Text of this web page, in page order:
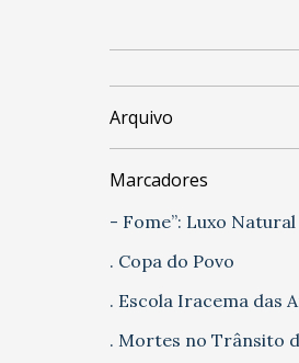
Arquivo
Marcadores
- Fome”: Luxo Natural
. Copa do Povo
. Escola Iracema das
. Mortes no Trânsito